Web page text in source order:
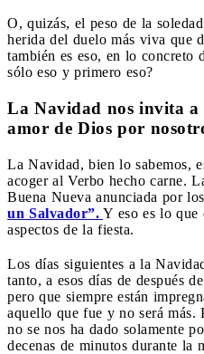
O, quizás, el peso de la
herida del duelo más viva que
también es eso, en lo concreto
sólo eso y primero eso?
La Navidad nos invita
amor de Dios por
La Navidad, bien lo sabemos,
acoger al Verbo hecho carne.
Buena Nueva anunciada por
un Salvador”. Y eso es lo que
aspectos de la fiesta.
Los días siguientes a la
tanto, a esos días de después
pero que siempre están
aquello que fue y no será más.
no se nos ha dado solamente
decenas de minutos durante la